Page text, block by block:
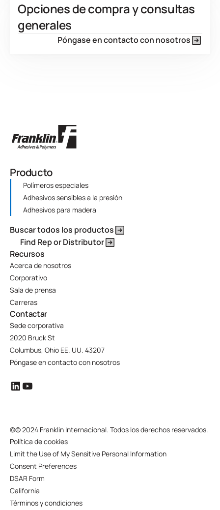
Opciones de compra y consultas
generales
Póngase en contacto con nosotros
Producto
Polímeros especiales
Adhesivos sensibles a la presión
Adhesivos para madera
Buscar todos los productos
Find Rep or Distributor
Recursos
Acerca de nosotros
Corporativo
Sala de prensa
Carreras
Contactar
Sede corporativa
2020 Bruck St
Columbus, Ohio EE. UU. 43207
Póngase en contacto con nosotros
©© 2024 Franklin Internacional. Todos los derechos reservados.
Política de cookies
Limit the Use of My Sensitive Personal Information
Consent Preferences
DSAR Form
California
Términos y condiciones